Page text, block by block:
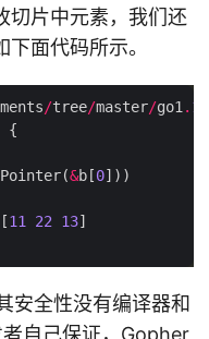
切片中元素，我们还
面代码所示。
/tree/master/go1. 17
Pointer(&b[0
[11 22 13
安全性没有编译器和
自己保证，Gopher